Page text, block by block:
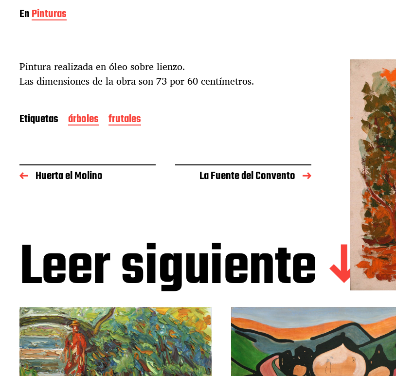
EnPinturas
Pintura realizada en óleo sobre lienzo.
Las dimensiones de la obra son 73 por 60 centímetros.
Etiquetas árboles frutales
Huerta el Molino La Fuente del Convento
Leer siguiente